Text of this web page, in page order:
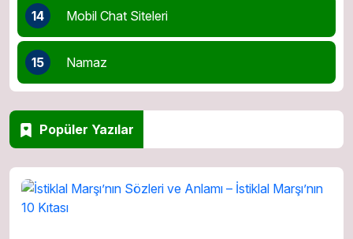
14 Mobil Chat Siteleri
15 Namaz
Popüler Yazılar